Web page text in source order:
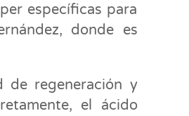
específicas para
donde es
de regeneración y
el ácido